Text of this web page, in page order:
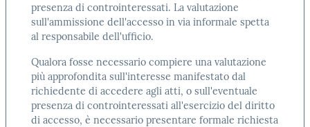
successivamente alla protocollazione di apposita
richiesta, il richiedente sarà invitato alla visione del
materiale richiesto.
É necessario specificare in quale veste viene presenta la
richiesta: se come diretto interessato (ad es.
proprietario), o in veste di delegato (ad esempio: tecnico
incaricato) o come legale rappresentante nel caso di
presenza di controinteressati. La valutazione
sull'ammissione dell'accesso in via informale spetta
al responsabile dell'ufficio.
Qualora fosse necessario compiere una valutazione
più approfondita sull'interesse manifestato dal
richiedente di accedere agli atti, o sull'eventuale
presenza di controinteressati all'esercizio del diritto
di accesso, è necessario presentare formale richiesta